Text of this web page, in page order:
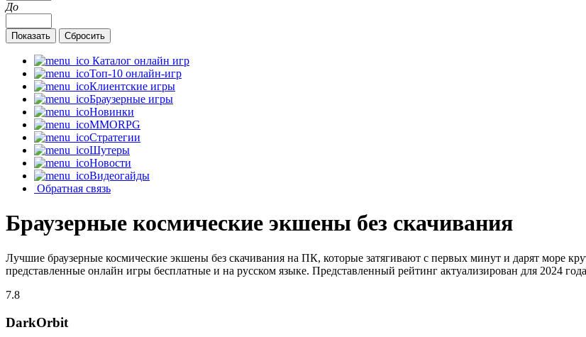
До
Каталог онлайн игр
Топ-10 онлайн-игр
Клиентские игры
Браузерные игры
Новинки
MMORPG
Стратегии
Шутеры
Новости
Видеогайды
Обратная связь
Браузерные космические экшены без скачивания
Лучшие браузерные космические экшены без скачивания на ПК, которые затягивают с первых минут и дарят море
представленные онлайн игры бесплатные и на русском языке. Представленный рейтинг актуализирован для 2024
7.8
DarkOrbit